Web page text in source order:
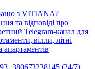
з VITIANA?
та відповіді про
Telegram-канал для
вілли, літні
+380673238145 (24/7)